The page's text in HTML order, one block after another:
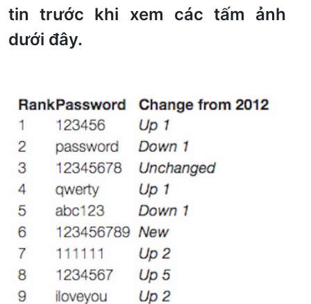
tin trước khi xem các tấm ảnh
dưới đây.